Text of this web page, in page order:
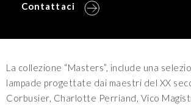
Contattaci
La collezione “Masters”, include una
lampade progettate dai maestri del XX
Corbusier, Charlotte Perriand, Vico